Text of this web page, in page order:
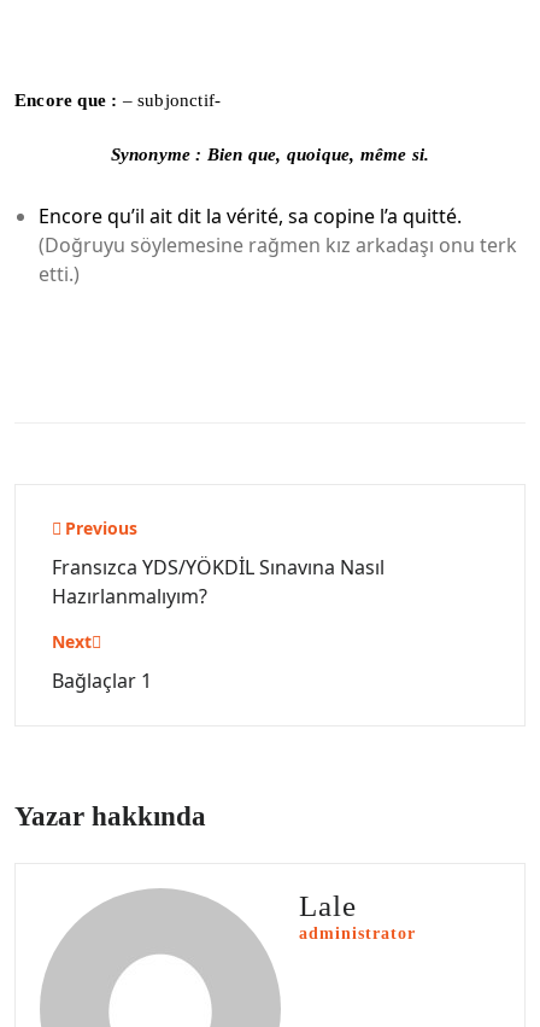
Encore que : – subjonctif-
Synonyme : Bien que, quoique, même si.
Encore qu’il ait dit la vérité, sa copine l’a quitté.
(Doğruyu söylemesine rağmen kız arkadaşı onu terk
etti.)
Yazı
gezinmesi
Previous
Fransızca YDS/YÖKDİL Sınavına Nasıl
Hazırlanmalıyım?
Next
Bağlaçlar 1
Yazar hakkında
Lale
administrator